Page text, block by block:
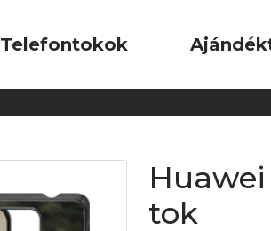
Telefontokok
tok